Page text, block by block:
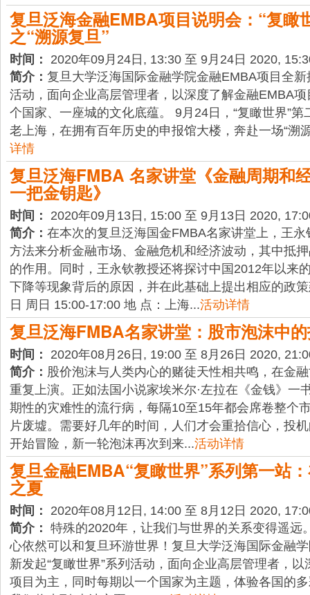
复旦泛海金融EMBA项目说明会：“复瞰
之“溯源复旦”
时间：
2020年09月24日, 13:30 至 9月24日 2020,
简介： 复旦大学泛海国际金融学院金融EMBA项目全新
活动，面向企业高层管理者，以深度了解金融EMBA
个国家、一座城的文化底蕴。 9月24日，“复瞰世界”第
老上海，在拥有百年历史的申报馆大楼，奔赴一场“溯
详情
复旦泛海FMBA 名家讲堂《金融周期和
一把金钥匙》
时间：
2020年09月13日, 15:00 至 9月13日 2020,
简介： 在本次的复旦泛海国金FMBA名家讲堂上，王
方法来分析金融市场、金融危机和经济波动，其中抵
的作用。同时，王永钦教授还将探讨中国2012年以来
下降等现象背后的原因，并在此基础上提出相应的政
日 周日 15:00-17:00 地 点：上海...活动详情
复旦泛海FMBA名家讲堂：股市泡沫中
时间：
2020年08月26日, 19:00 至 8月26日 2020,
简介： 股价泡沫与人类内心的赌徒天性相共鸣，在金
重复上演。正如法国小说家埃米尔·左拉在《金钱》一
期性的灾难性的流行病，每隔10至15年都会席卷整个
片废墟。需要好几年的时间，人们才会重拾信心，投
开始冒险，新一轮泡沫再次到来...活动详情
复旦金融EMBA“复瞰世界”系列第一站
之夏
时间：
2020年08月12日, 14:00 至 8月12日 2020,
简介： 特殊的2020年，让我们与世界的关系变得遥远
心依然可以和复旦环游世界！复旦大学泛海国际金融
新发起“复瞰世界”系列活动，面向企业高层管理者，
项目为主，同时每期以一个国家为主题，体验各国的